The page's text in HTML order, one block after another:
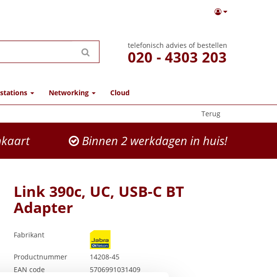
telefonisch advies of bestellen
020 - 4303 203
Networking Cloud
Terug
Binnen 2 werkdagen in huis!
Link 390c, UC, USB-C BT
Adapter
Fabrikant
Productnummer
14208-45
EAN code
5706991031409